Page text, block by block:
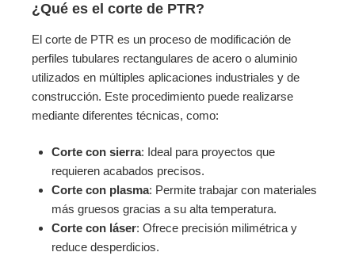
¿Qué es el corte de PTR?
El corte de PTR es un proceso de modificación de
perfiles tubulares rectangulares de acero o aluminio
utilizados en múltiples aplicaciones industriales y de
construcción. Este procedimiento puede realizarse
mediante diferentes técnicas, como:
Corte con sierra: Ideal para proyectos que
requieren acabados precisos.
Corte con plasma: Permite trabajar con materiales
más gruesos gracias a su alta temperatura.
Corte con láser: Ofrece precisión milimétrica y
reduce desperdicios.